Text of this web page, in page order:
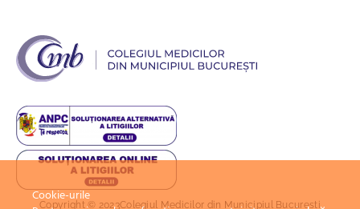
Copyright © 2023Colegiul Medicilor din Municipiul București
Cookie-urile